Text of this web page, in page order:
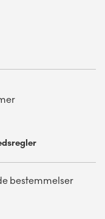
bestemmelser